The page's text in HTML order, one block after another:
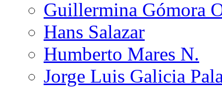
Guillermina Gómora
Hans Salazar
Humberto Mares N.
Jorge Luis Galicia